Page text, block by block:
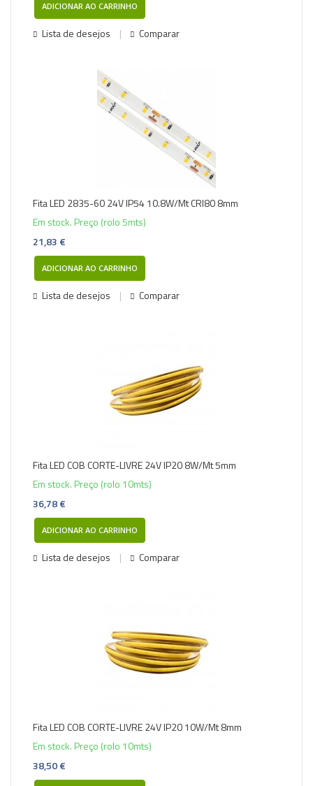
ADICIONAR AO CARRINHO
Lista de desejos Comparar
Fita LED 2835-60 24V IP54 10.8W/Mt CRI80 8mm
Em stock. Preço (rolo 5mts)
21,83 €
ADICIONAR AO CARRINHO
Lista de desejos Comparar
Fita LED COB CORTE-LIVRE 24V IP20 8W/Mt 5mm
Em stock. Preço (rolo 10mts)
36,78 €
ADICIONAR AO CARRINHO
Lista de desejos Comparar
Fita LED COB CORTE-LIVRE 24V IP20 10W/Mt 8mm
Em stock. Preço (rolo 10mts)
38,50 €